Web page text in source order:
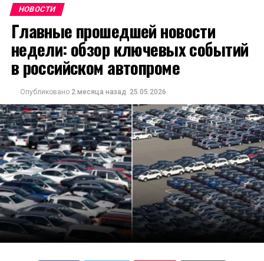
НОВОСТИ
Главные прошедшей новости
недели: обзор ключевых событий
в российском автопроме
Опубликовано 2 месяца назад 25.05.2026